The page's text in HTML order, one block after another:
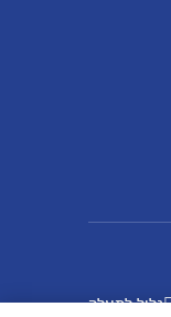
גלול למעלה